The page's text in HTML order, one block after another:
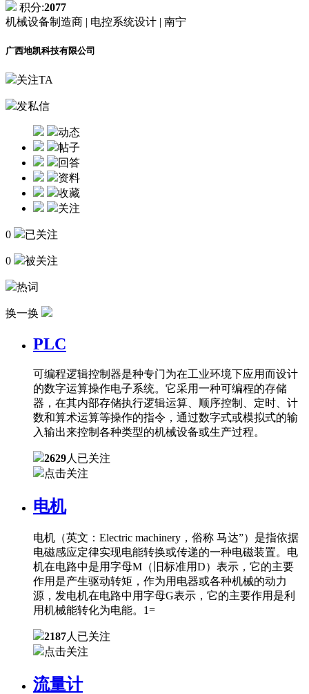
积分:2077
机械设备制造商 | 电控系统设计 | 南宁
广西地凯科技有限公司
关注TA
发私信
动态
帖子
回答
资料
收藏
关注
0 已关注
0 被关注
热词
换一换
PLC
可编程逻辑控制器是种专门为在工业环境下应用而设计
的数字运算操作电子系统。它采用一种可编程的存储
器，在其内部存储执行逻辑运算、顺序控制、定时、计
数和算术运算等操作的指令，通过数字式或模拟式的输
入输出来控制各种类型的机械设备或生产过程。
2629人已关注
点击关注
电机
电机（英文：Electric machinery，俗称 马达”）是指依据
电磁感应定律实现电能转换或传递的一种电磁装置。电
机在电路中是用字母M（旧标准用D）表示，它的主要
作用是产生驱动转矩，作为用电器或各种机械的动力
源，发电机在电路中用字母G表示，它的主要作用是利
用机械能转化为电能。1=
2187人已关注
点击关注
流量计